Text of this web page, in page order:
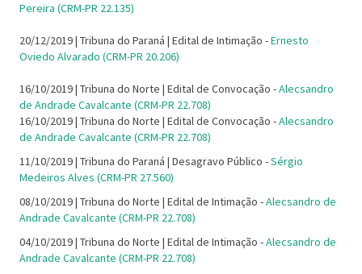
Pereira (CRM-PR 22.135)
20/12/2019 | Tribuna do Paraná | Edital de Intimação -Ernesto
Oviedo Alvarado (CRM-PR 20.206)
16/10/2019 | Tribuna do Norte | Edital de Convocação -Alecsandro
de Andrade Cavalcante (CRM-PR 22.708)
16/10/2019 | Tribuna do Norte | Edital de Convocação -Alecsandro
de Andrade Cavalcante (CRM-PR 22.708)
11/10/2019 | Tribuna do Paraná | Desagravo Público -Sérgio
Medeiros Alves (CRM-PR 27.560)
08/10/2019 | Tribuna do Norte | Edital de Intimação -Alecsandro de
Andrade Cavalcante (CRM-PR 22.708)
04/10/2019 | Tribuna do Norte | Edital de Intimação -Alecsandro de
Andrade Cavalcante (CRM-PR 22.708)